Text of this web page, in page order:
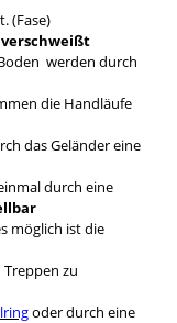
(Fase)
werden durch
die Handläufe
das Geländer eine
durch eine
möglich ist die
zu
oder durch eine